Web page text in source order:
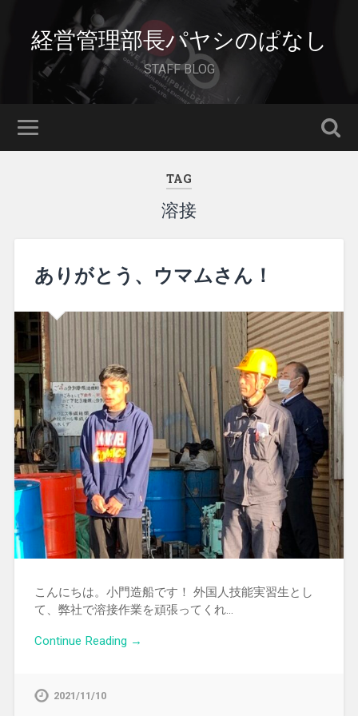
経営管理部長パヤシのぱなし
STAFF BLOG
TAG
溶接
ありがとう、ウマムさん！
こんにちは。小門造船です！ 外国人技能実習生とし
て、弊社で溶接作業を頑張ってくれ…
Continue Reading →
2021/11/10